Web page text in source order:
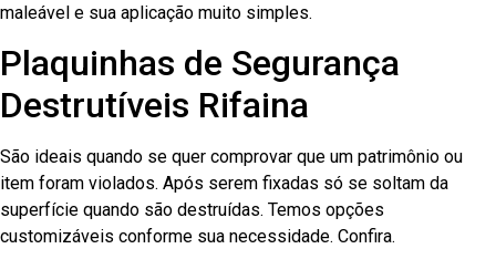
maleável e sua aplicação muito simples.
Plaquinhas de Segurança
Destrutíveis Rifaina
São ideais quando se quer comprovar que um patrimônio ou
item foram violados. Após serem fixadas só se soltam da
superfície quando são destruídas. Temos opções
customizáveis conforme sua necessidade. Confira.